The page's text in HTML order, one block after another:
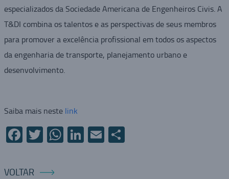
especializados da Sociedade Americana de Engenheiros Civis. A
T&DI combina os talentos e as perspectivas de seus membros
para promover a excelência profissional em todos os aspectos
da engenharia de transporte, planejamento urbano e
desenvolvimento.
Saiba mais neste link
Facebook
Twitter
WhatsApp
LinkedIn
EmailCompartilhar
VOLTAR